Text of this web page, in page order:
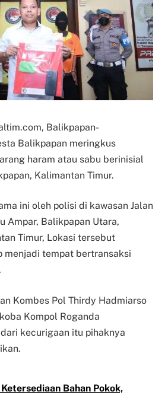
Balikpapan-
Balikpapan meringkus
haram atau sabu berinisial
Kalimantan Timur.
ini oleh polisi di kawasan Jalan
Ampar, Balikpapan Utara,
Timur, Lokasi tersebut
menjadi tempat bertransaksi
Kombes Pol Thirdy Hadmiarso
Kompol Roganda
kecurigaan itu pihaknya
Bahan Pokok,